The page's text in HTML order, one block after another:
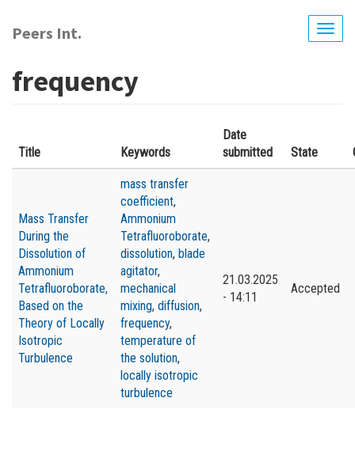
до
основного
Peers Int.
frequency
Title Keywords
Date
submitted
State
Mass Transfer
During the
Dissolution of
Ammonium
Tetrafluoroborate,
Based on the
Theory of Locally
Isotropic
Turbulence
mass transfer
coefficient,
Ammonium
Tetrafluoroborate,
dissolution, blade
agitator,
mechanical
mixing, diffusion,
frequency,
temperature of
the solution,
locally isotropic
turbulence
21.03.2025
- 14:11
Accepted